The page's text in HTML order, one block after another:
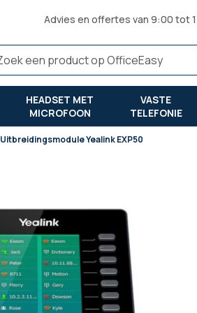
Advies en offertes van 9:00 tot
HEADSET MET
MICROFOON
VASTE
TELEFONIE
Uitbreidingsmodule Yealink EXP50